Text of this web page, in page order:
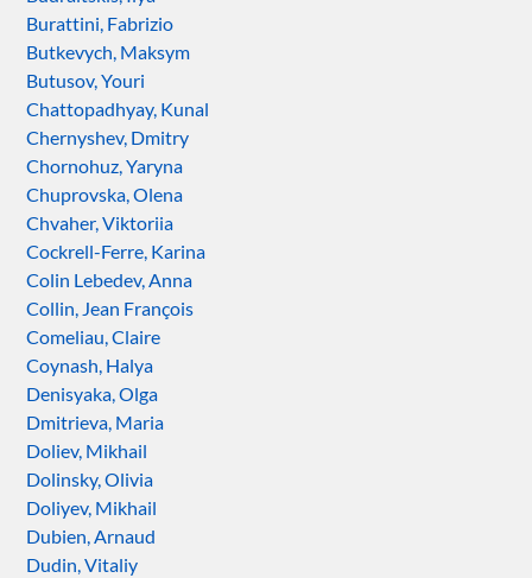
Burattini, Fabrizio
Butkevych, Maksym
Butusov, Youri
Chattopadhyay, Kunal
Chernyshev, Dmitry
Chornohuz, Yaryna
Chuprovska, Olena
Chvaher, Viktoriia
Cockrell-Ferre, Karina
Colin Lebedev, Anna
Collin, Jean François
Comeliau, Claire
Coynash, Halya
Denisyaka, Olga
Dmitrieva, Maria
Doliev, Mikhail
Dolinsky, Olivia
Doliyev, Mikhail
Dubien, Arnaud
Dudin, Vitaliy